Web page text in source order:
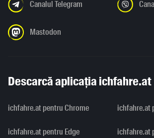
Canalul Telegram
Mastodon
Descarcă aplicația ichfahre.at
ichfahre.at pentru Chrome ichfahre.at
ichfahre.at pentru Edge ichfahre.at